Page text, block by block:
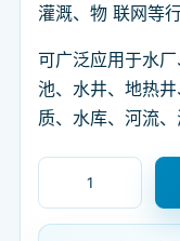
灌溉、物 联网等行
可广泛应用于水
池、水井、地热
质、水库、河流、
Modbus投入式液